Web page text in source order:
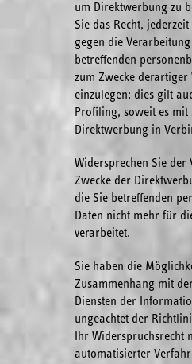
um Direktwerbung zu
Sie das Recht,
gegen die
betreffenden
zum Zwecke derartiger
einzulegen; dies gilt
Profiling, soweit es mit
Direktwerbung in
Widersprechen Sie der
Zwecke der
die Sie betreffenden
Daten nicht mehr für
verarbeitet.
Sie haben die
Zusammenhang mit
Diensten der
ungeachtet der
Ihr Widerspruchsrecht
automatisierter